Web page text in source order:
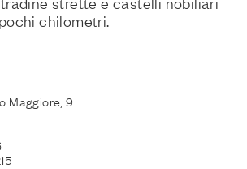
chilometri.
Maggiore, 9